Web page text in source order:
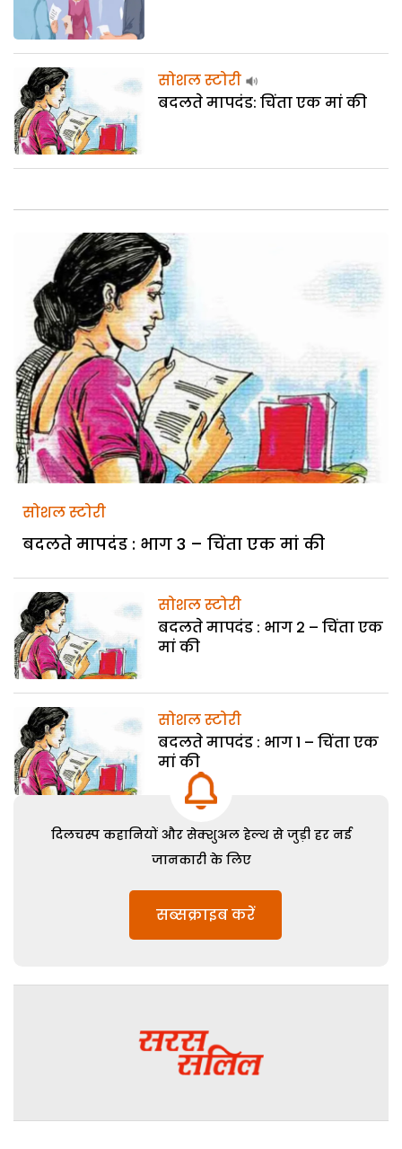
सोशल स्टोरी
बदलते मापदंड: चिंता एक मां की
सोशल स्टोरी
बदलते मापदंड : भाग 3 – चिंता एक मां की
सोशल स्टोरी
बदलते मापदंड : भाग 2 – चिंता एक
मां की
सोशल स्टोरी
बदलते मापदंड : भाग 1 – चिंता एक
मां की
दिलचस्प कहानियों और सेक्शुअल हेल्थ से जुड़ी हर नई
जानकारी के लिए
सब्सक्राइब करें